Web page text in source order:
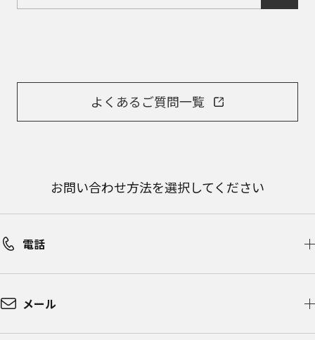
よくあるご質問一覧
お問い合わせ方法を選択してください
電話
メール